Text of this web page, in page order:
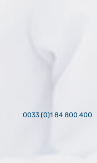
0033 (0)1 84 800 400